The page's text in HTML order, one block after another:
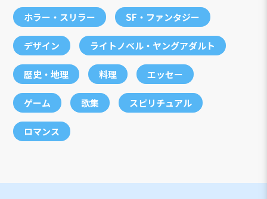
ホラー・スリラー SF・ファンタジー
デザイン ライトノベル・ヤングアダルト
歴史・地理 料理 エッセー
ゲーム 歌集 スピリチュアル
ロマンス